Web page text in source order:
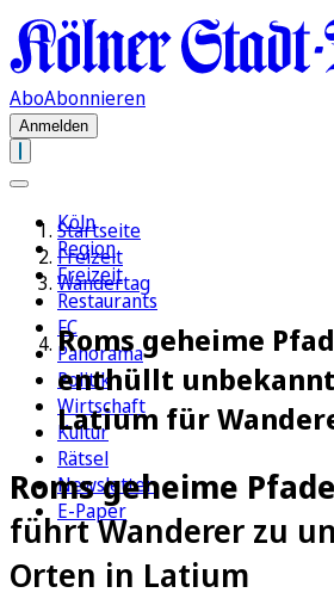
AboAbonnieren
Anmelden
Köln
Region
Freizeit
Restaurants
FC
Panorama
Politik
Wirtschaft
Kultur
Rätsel
Newsletter
E-Paper
Startseite
Freizeit
Wandertag
Roms geheime
enthüllt
Latium für
Roms geheime Pfade
führt Wanderer zu
Orten in Latium